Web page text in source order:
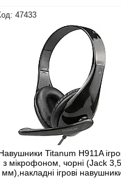
47433
Titanum H911A
з мікрофоном, чорні (Jack 3,5
мм),накладні ігрові